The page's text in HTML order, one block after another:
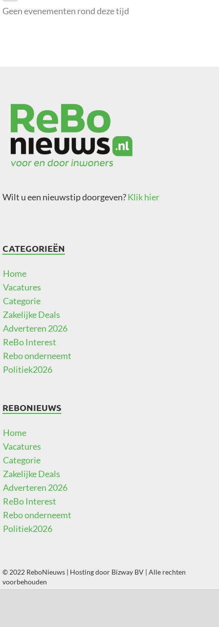
Geen evenementen rond deze tijd
Wilt u een nieuwstip doorgeven?Klik hier
CATEGORIEËN
Home
Vacatures
Categorie
Zakelijke Deals
Adverteren 2026
ReBo Interest
Rebo onderneemt
Politiek2026
REBONIEUWS
Home
Vacatures
Categorie
Zakelijke Deals
Adverteren 2026
ReBo Interest
Rebo onderneemt
Politiek2026
© 2022 ReboNieuws | Hosting door Bizway BV | Alle rechten
voorbehouden